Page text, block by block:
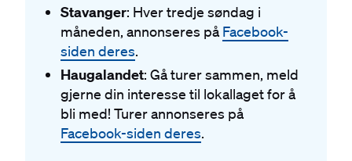
Stavanger: Hver tredje søndag i
måneden, annonseres på Facebook-
siden deres.
Haugalandet: Gå turer sammen, meld
gjerne din interesse til lokallaget for å
bli med! Turer annonseres på
Facebook-siden deres.